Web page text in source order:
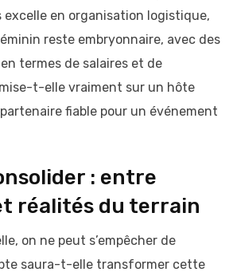
excelle en organisation logistique,
reste embryonnaire, avec des
termes de salaires et de
t-elle vraiment sur un hôte
fiable pour un événement
: entre
réalités du terrain
on ne peut s’empêcher de
saura-t-elle transformer cette